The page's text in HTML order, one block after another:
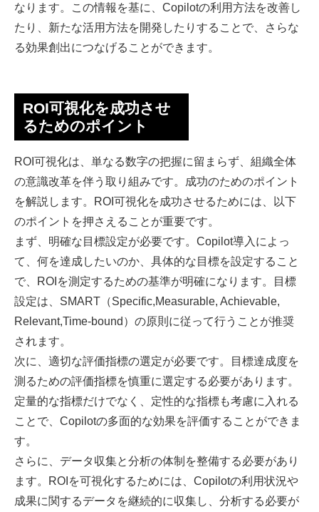
なります。この情報を基に、Copilotの利用方法を改善し
たり、新たな活用方法を開発したりすることで、さらな
る効果創出につなげることができます。
ROI可視化を成功させ
るためのポイント
ROI可視化は、単なる数字の把握に留まらず、組織全体
の意識改革を伴う取り組みです。成功のためのポイント
を解説します。ROI可視化を成功させるためには、以下
のポイントを押さえることが重要です。
まず、明確な目標設定が必要です。Copilot導入によっ
て、何を達成したいのか、具体的な目標を設定すること
で、ROIを測定するための基準が明確になります。目標
設定は、SMART（Specific,Measurable, Achievable,
Relevant,Time-bound）の原則に従って行うことが推奨
されます。
次に、適切な評価指標の選定が必要です。目標達成度を
測るための評価指標を慎重に選定する必要があります。
定量的な指標だけでなく、定性的な指標も考慮に入れる
ことで、Copilotの多面的な効果を評価することができま
す。
さらに、データ収集と分析の体制を整備する必要があり
ます。ROIを可視化するためには、Copilotの利用状況や
成果に関するデータを継続的に収集し、分析する必要が